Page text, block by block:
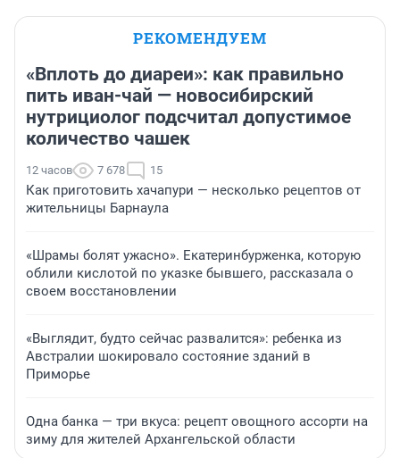
РЕКОМЕНДУЕМ
«Вплоть до диареи»: как правильно
пить иван-чай — новосибирский
нутрициолог подсчитал допустимое
количество чашек
12 часов 7 678 15
Как приготовить хачапури — несколько рецептов от
жительницы Барнаула
«Шрамы болят ужасно». Екатеринбурженка, которую
облили кислотой по указке бывшего, рассказала о
своем восстановлении
«Выглядит, будто сейчас развалится»: ребенка из
Австралии шокировало состояние зданий в
Приморье
Одна банка — три вкуса: рецепт овощного ассорти на
зиму для жителей Архангельской области